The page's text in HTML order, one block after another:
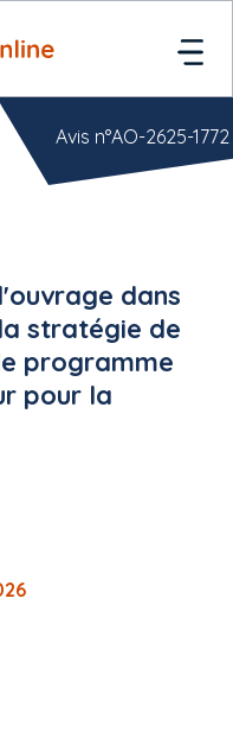
dans
stratégie de
programme
pour la
Avis n°AO-2625-1772